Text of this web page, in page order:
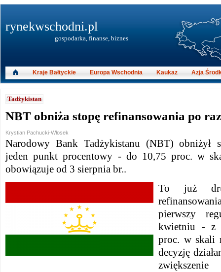
Tadżykistan
NBT obniża stopę refinansowania po
Krystian Pachucki-Włosek
Narodowy Bank Tadżykistanu (NBT) obniżył
jeden punkt procentowy - do 10,75 proc. w
obowiązuje od 3 sierpnia br..
To już
pierwszy
kwietniu - z
proc. w skali
decyzję
rynekwschodni.pl
gospodarka, finanse, biznes
Kraje Bałtyckie Europa Wschodnia Kaukaz Azja